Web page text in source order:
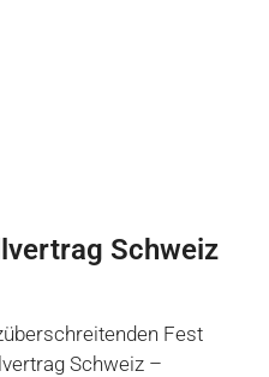
Schweiz
Fest
Schweiz –